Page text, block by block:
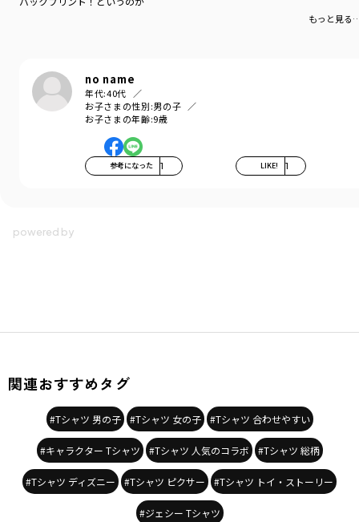
もっと見る
no name
年代:40代
お子さまの性別:男の子
お子さまの年齢:9歳
参考になった 1 LIKE! 1
関連おすすめタグ
#Tシャツ 男の子 #Tシャツ 女の子 #Tシャツ 合わせやすい
#キャラクター Tシャツ #Tシャツ 人気のコラボ #Tシャツ 総柄
#Tシャツ ディズニー #Tシャツ ピクサー #Tシャツ トイ・ストーリー
#ジェシー Tシャツ